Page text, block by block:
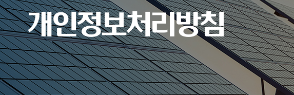
개인정보처리방침